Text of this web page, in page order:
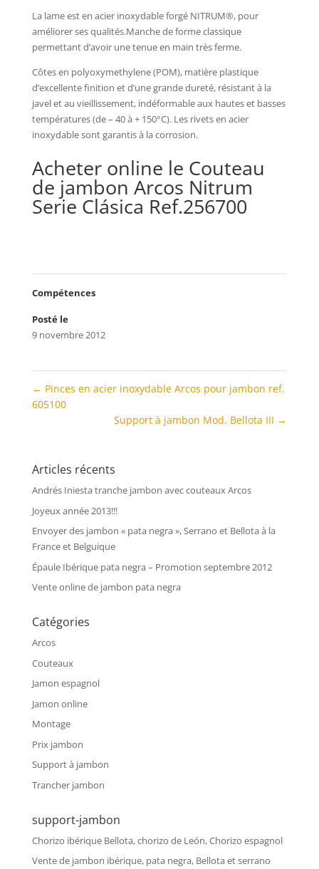
La lame est en acier inoxydable forgé NITRUM®, pour
améliorer ses qualités.Manche de forme classique
permettant d’avoir une tenue en main très ferme.
Côtes en polyoxymethylene (POM), matière plastique
d’excellente finition et d’une grande dureté, résistant à la
javel et au vieillissement, indéformable aux hautes et basses
températures (de – 40 à + 150°C). Les rivets en acier
inoxydable sont garantis à la corrosion.
Acheter online le Couteau
de jambon Arcos Nitrum
Serie Clásica Ref.256700
Compétences
Posté le
9 novembre 2012
← Pinces en acier inoxydable Arcos pour jambon ref.
605100
Support à jambon Mod. Bellota III →
Articles récents
Andrés Iniesta tranche jambon avec couteaux Arcos
Joyeux année 2013!!!
Envoyer des jambon « pata negra », Serrano et Bellota à la
France et Belguique
Épaule Ibérique pata negra – Promotion septembre 2012
Vente online de jambon pata negra
Catégories
Arcos
Couteaux
Jamon espagnol
Jamon online
Montage
Prix jambon
Support à jambon
Trancher jambon
support-jambon
Chorizo ibérique Bellota, chorizo de León, Chorizo espagnol
Vente de jambon ibérique, pata negra, Bellota et serrano